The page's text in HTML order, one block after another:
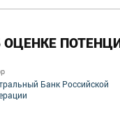
ОЦЕНКЕ
Банк Российской